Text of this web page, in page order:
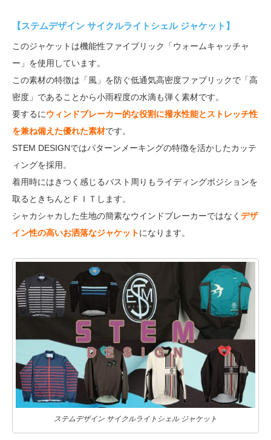
【ステムデザイン サイクルライトシェル ジャケット】
このジャケットは機能性ファイブリック「ウォームキャッチャ
ー」を使用しています。
この素材の特徴は「風」を防ぐ低通気高密度ファブリックで「高
密度」であることから小雨程度の水滴も弾く素材です。
要するにウィンドブレーカー的な役割に撥水性能とストレッチ性
を兼ね備えた優れた素材です。
STEM DESIGNではパターンメーキングの特徴を活かしたカッテ
ィングを採用。
着用時にはきつく感じるバスト周りもライディングポジションを
取るときちんとＦＩＴします。
シャカシャカした生地の簡素なウインドブレーカーではなく デザ
イン性の高いお洒落なジャケットになります。
ステムデザイン サイクルライトシェル ジャケット